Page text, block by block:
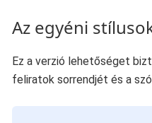
Az egyéni
Ez a verzió lehetőséget
feliratok sorrendjét és a